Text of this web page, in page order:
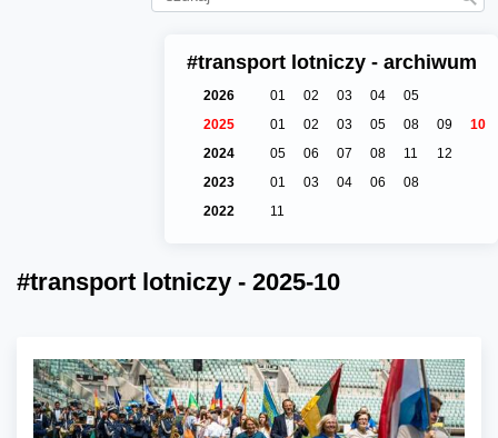
#transport lotniczy - archiwum
2026 01 02 03 04
05
2025
01 02 03 05 08 09
10
2024
05 06 07 08 11
12
2023
01 03 04 06
08
2022
11
#transport lotniczy - 2025-10